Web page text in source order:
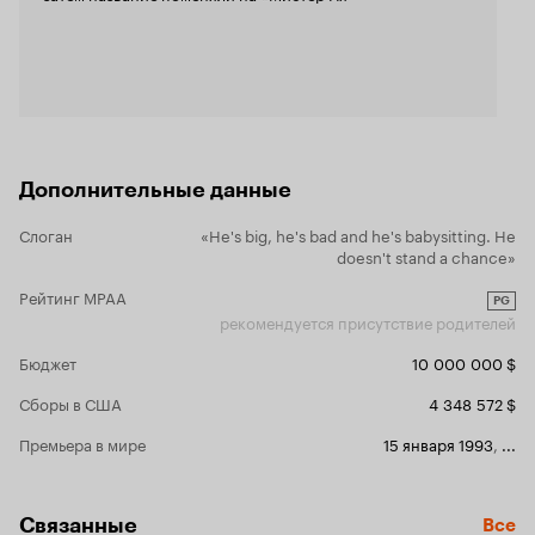
сюжете. В
об отце с
Папа
крупном
нанимает
бедными
тому
только
Халка
Дополнительные данные
Слоган
«He's big, he's bad and he's babysitting. He
doesn't stand a chance»
Рейтинг MPAA
PG
рекомендуется присутствие родителей
Бюджет
10 000 000 $
Сборы в США
4 348 572 $
Премьера в мире
15 января 1993
Связанные Все